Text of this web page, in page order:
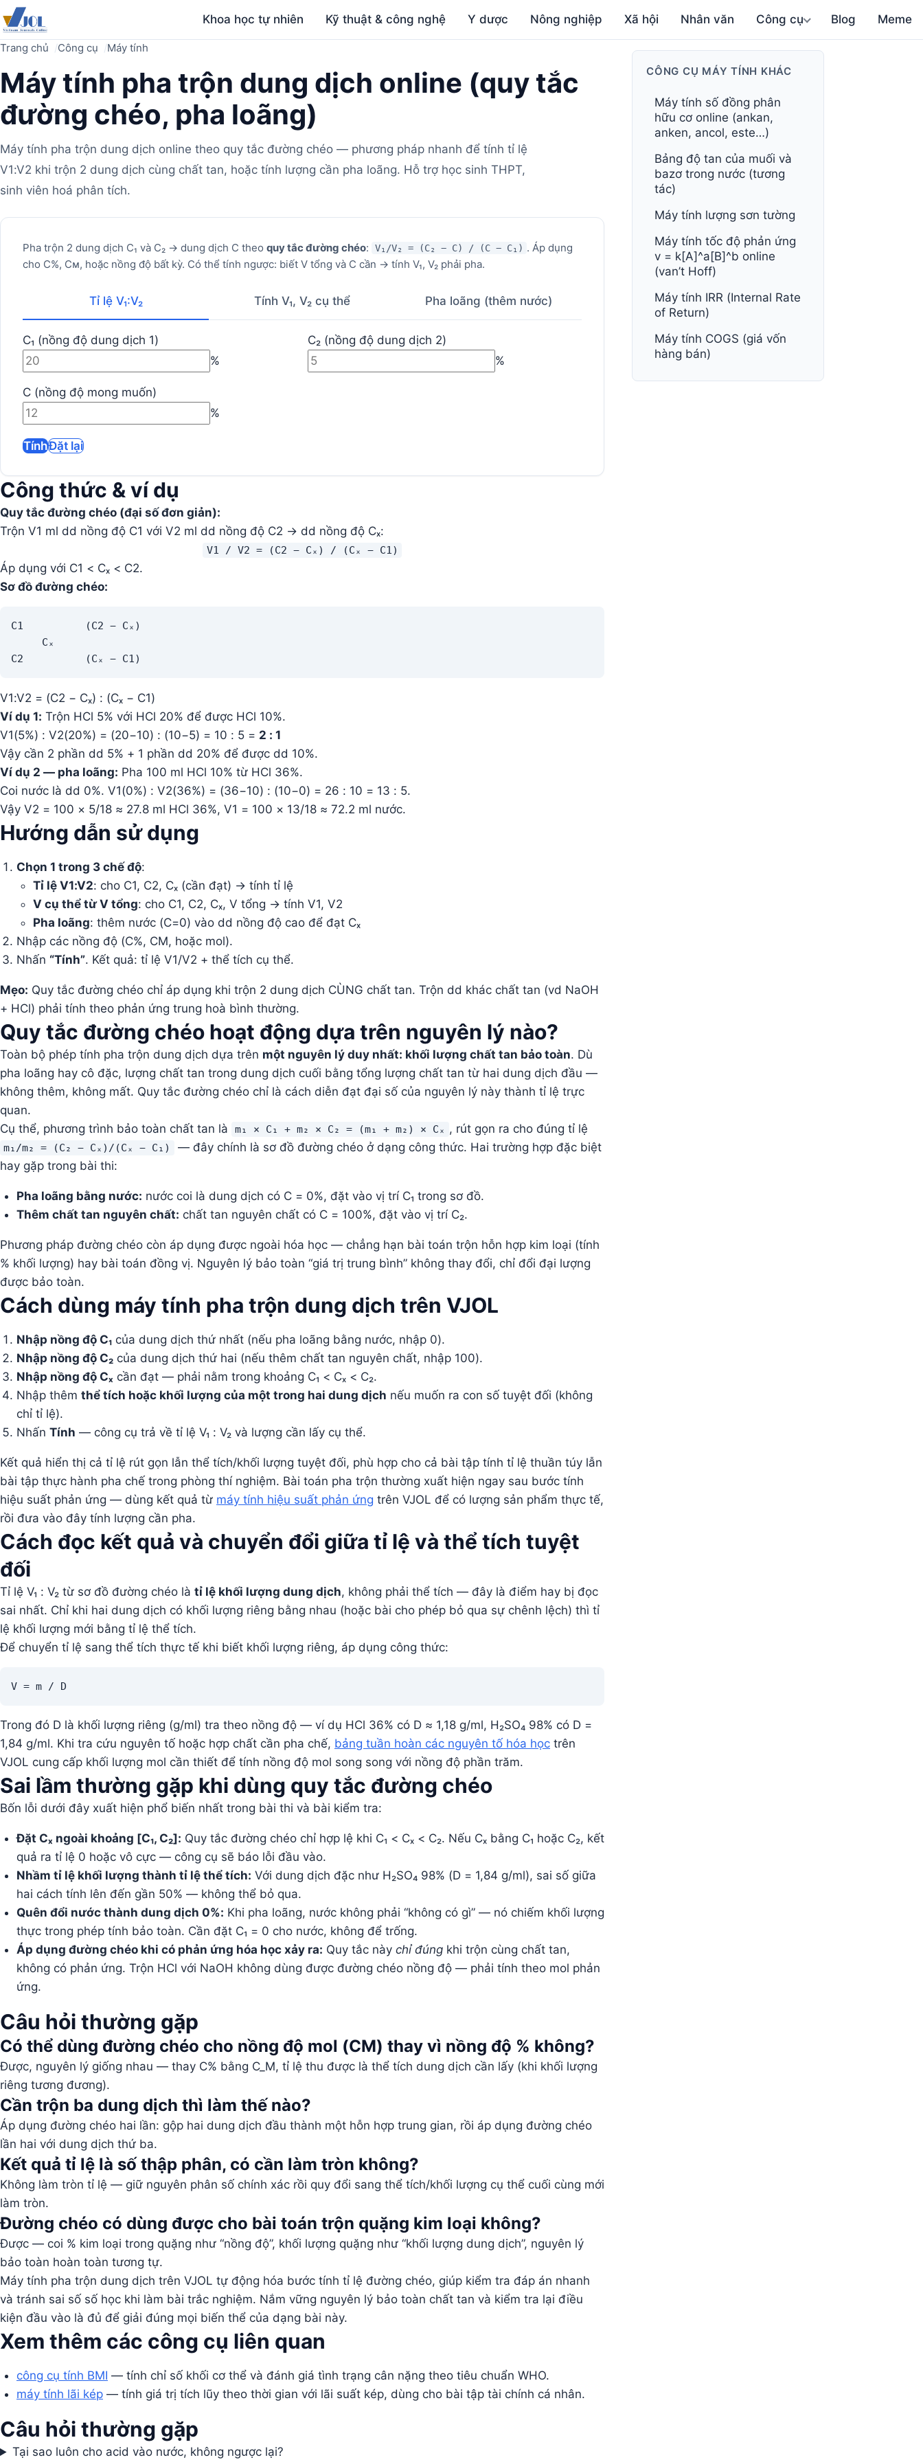
Khoa học tự nhiên Kỹ thuật & công nghệ Y dược Nông nghiệp Xã hội Nhân văn Công cụ Blog Meme
Trang chủ Công cụ Máy tính
Máy tính pha trộn dung dịch online (quy tắc
đường chéo, pha loãng)
Máy tính pha trộn dung dịch online theo quy tắc đường chéo — phương pháp nhanh để tính tỉ lệ
V1:V2 khi trộn 2 dung dịch cùng chất tan, hoặc tính lượng cần pha loãng. Hỗ trợ học sinh THPT,
sinh viên hoá phân tích.
Máy
Pha trộn 2 dung dịch C₁ và C₂ → dung dịch C theo quy tắc đường chéo: V₁/V₂ = (C₂ − C) / (C − C₁) . Áp dụng
cho C%, Cᴍ, hoặc nồng độ bất kỳ. Có thể tính ngược: biết V tổng và C cần → tính V₁, V₂ phải pha.
Tỉ lệ V₁:V₂ Tính V₁, V₂ cụ thể Pha loãng (thêm nước)
C₁ (nồng độ dung dịch 1)
%
C₂ (nồng độ dung dịch 2)
%
C (nồng độ mong muốn)
%
TínhĐặt lại
Công thức & ví dụ
Quy tắc đường chéo (đại số đơn giản):
Trộn V1 ml dd nồng độ C1 với V2 ml dd nồng độ C2 → dd nồng độ Cₓ:
V1 / V2 = (C2 − Cₓ) / (Cₓ − C1)
Áp dụng với C1 < Cₓ < C2.
Sơ đồ đường chéo:
C1          (C2 − Cₓ)
     Cₓ
C2          (Cₓ − C1)
V1:V2 = (C2 − Cₓ) : (Cₓ − C1)
Ví dụ 1: Trộn HCl 5% với HCl 20% để được HCl 10%.
V1(5%) : V2(20%) = (20−10) : (10−5) = 10 : 5 = 2 : 1
Vậy cần 2 phần dd 5% + 1 phần dd 20% để được dd 10%.
Ví dụ 2 — pha loãng: Pha 100 ml HCl 10% từ HCl 36%.
Coi nước là dd 0%. V1(0%) : V2(36%) = (36−10) : (10−0) = 26 : 10 = 13 : 5.
Vậy V2 = 100 × 5/18 ≈ 27.8 ml HCl 36%, V1 = 100 × 13/18 ≈ 72.2 ml nước.
Hướng dẫn sử dụng
Chọn 1 trong 3 chế độ:
Tỉ lệ V1:V2: cho C1, C2, Cₓ (cần đạt) → tính tỉ lệ
V cụ thể từ V tổng: cho C1, C2, Cₓ, V tổng → tính V1, V2
Pha loãng: thêm nước (C=0) vào dd nồng độ cao để đạt Cₓ
Nhập các nồng độ (C%, CM, hoặc mol).
Nhấn “Tính”. Kết quả: tỉ lệ V1/V2 + thể tích cụ thể.
Mẹo: Quy tắc đường chéo chỉ áp dụng khi trộn 2 dung dịch CÙNG chất tan. Trộn dd khác chất tan (vd NaOH
+ HCl) phải tính theo phản ứng trung hoà bình thường.
Quy tắc đường chéo hoạt động dựa trên nguyên lý nào?
Toàn bộ phép tính pha trộn dung dịch dựa trên một nguyên lý duy nhất: khối lượng chất tan bảo toàn. Dù
pha loãng hay cô đặc, lượng chất tan trong dung dịch cuối bằng tổng lượng chất tan từ hai dung dịch đầu —
không thêm, không mất. Quy tắc đường chéo chỉ là cách diễn đạt đại số của nguyên lý này thành tỉ lệ trực
quan.
Cụ thể, phương trình bảo toàn chất tan là
m₁ × C₁ + m₂ × C₂ = (m₁ + m₂) × Cₓ , rút gọn ra cho đúng tỉ lệ
m₁/m₂ = (C₂ − Cₓ)/(Cₓ − C₁)
— đây chính là sơ đồ đường chéo ở dạng công thức. Hai trường hợp đặc biệt
hay gặp trong bài thi:
Pha loãng bằng nước: nước coi là dung dịch có C = 0%, đặt vào vị trí C₁ trong sơ đồ.
Thêm chất tan nguyên chất: chất tan nguyên chất có C = 100%, đặt vào vị trí C₂.
Phương pháp đường chéo còn áp dụng được ngoài hóa học — chẳng hạn bài toán trộn hỗn hợp kim loại (tính
% khối lượng) hay bài toán đồng vị. Nguyên lý bảo toàn “giá trị trung bình” không thay đổi, chỉ đổi đại lượng
được bảo toàn.
Cách dùng máy tính pha trộn dung dịch trên VJOL
Nhập nồng độ C₁ của dung dịch thứ nhất (nếu pha loãng bằng nước, nhập 0).
Nhập nồng độ C₂ của dung dịch thứ hai (nếu thêm chất tan nguyên chất, nhập 100).
Nhập nồng độ Cₓ cần đạt — phải nằm trong khoảng C₁ < Cₓ < C₂.
Nhập thêm thể tích hoặc khối lượng của một trong hai dung dịch nếu muốn ra con số tuyệt đối (không
chỉ tỉ lệ).
Nhấn Tính — công cụ trả về tỉ lệ V₁ : V₂ và lượng cần lấy cụ thể.
Kết quả hiển thị cả tỉ lệ rút gọn lẫn thể tích/khối lượng tuyệt đối, phù hợp cho cả bài tập tính tỉ lệ thuần túy lẫn
bài tập thực hành pha chế trong phòng thí nghiệm. Bài toán pha trộn thường xuất hiện ngay sau bước tính
hiệu suất phản ứng — dùng kết quả từ máy tính hiệu suất phản ứng trên VJOL để có lượng sản phẩm thực tế,
rồi đưa vào đây tính lượng cần pha.
Cách đọc kết quả và chuyển đổi giữa tỉ lệ và thể tích tuyệt
đối
Tỉ lệ V₁ : V₂ từ sơ đồ đường chéo là tỉ lệ khối lượng dung dịch, không phải thể tích — đây là điểm hay bị đọc
sai nhất. Chỉ khi hai dung dịch có khối lượng riêng bằng nhau (hoặc bài cho phép bỏ qua sự chênh lệch) thì tỉ
lệ khối lượng mới bằng tỉ lệ thể tích.
Để chuyển tỉ lệ sang thể tích thực tế khi biết khối lượng riêng, áp dụng công thức:
V = m / D
Trong đó D là khối lượng riêng (g/ml) tra theo nồng độ — ví dụ HCl 36% có D ≈ 1,18 g/ml, H₂SO₄ 98% có D =
1,84 g/ml. Khi tra cứu nguyên tố hoặc hợp chất cần pha chế, bảng tuần hoàn các nguyên tố hóa học trên
VJOL cung cấp khối lượng mol cần thiết để tính nồng độ mol song song với nồng độ phần trăm.
Sai lầm thường gặp khi dùng quy tắc đường chéo
Bốn lỗi dưới đây xuất hiện phổ biến nhất trong bài thi và bài kiểm tra:
Đặt Cₓ ngoài khoảng [C₁, C₂]: Quy tắc đường chéo chỉ hợp lệ khi C₁ < Cₓ < C₂. Nếu Cₓ bằng C₁ hoặc C₂, kết
quả ra tỉ lệ 0 hoặc vô cực — công cụ sẽ báo lỗi đầu vào.
Nhầm tỉ lệ khối lượng thành tỉ lệ thể tích: Với dung dịch đặc như H₂SO₄ 98% (D = 1,84 g/ml), sai số giữa
hai cách tính lên đến gần 50% — không thể bỏ qua.
Quên đổi nước thành dung dịch 0%: Khi pha loãng, nước không phải “không có gì” — nó chiếm khối lượng
thực trong phép tính bảo toàn. Cần đặt C₁ = 0 cho nước, không để trống.
Áp dụng đường chéo khi có phản ứng hóa học xảy ra: Quy tắc này chỉ đúng khi trộn cùng chất tan,
không có phản ứng. Trộn HCl với NaOH không dùng được đường chéo nồng độ — phải tính theo mol phản
ứng.
Câu hỏi thường gặp
Có thể dùng đường chéo cho nồng độ mol (CM) thay vì nồng độ % không?
Được, nguyên lý giống nhau — thay C% bằng C_M, tỉ lệ thu được là thể tích dung dịch cần lấy (khi khối lượng
riêng tương đương).
Cần trộn ba dung dịch thì làm thế nào?
Áp dụng đường chéo hai lần: gộp hai dung dịch đầu thành một hỗn hợp trung gian, rồi áp dụng đường chéo
lần hai với dung dịch thứ ba.
Kết quả tỉ lệ là số thập phân, có cần làm tròn không?
Không làm tròn tỉ lệ — giữ nguyên phân số chính xác rồi quy đổi sang thể tích/khối lượng cụ thể cuối cùng mới
làm tròn.
Đường chéo có dùng được cho bài toán trộn quặng kim loại không?
Được — coi % kim loại trong quặng như “nồng độ”, khối lượng quặng như “khối lượng dung dịch”, nguyên lý
bảo toàn hoàn toàn tương tự.
Máy tính pha trộn dung dịch trên VJOL tự động hóa bước tính tỉ lệ đường chéo, giúp kiểm tra đáp án nhanh
và tránh sai số số học khi làm bài trắc nghiệm. Nắm vững nguyên lý bảo toàn chất tan và kiểm tra lại điều
kiện đầu vào là đủ để giải đúng mọi biến thể của dạng bài này.
Xem thêm các công cụ liên quan
công cụ tính BMI — tính chỉ số khối cơ thể và đánh giá tình trạng cân nặng theo tiêu chuẩn WHO.
máy tính lãi kép — tính giá trị tích lũy theo thời gian với lãi suất kép, dùng cho bài tập tài chính cá nhân.
Câu hỏi thường gặp
Tại sao luôn cho acid vào nước, không ngược lại?
CÔNG CỤ MÁY TÍNH KHÁC
Máy tính số đồng phân
hữu cơ online (ankan,
anken, ancol, este…)
Bảng độ tan của muối và
bazơ trong nước (tương
tác)
Máy tính lượng sơn tường
Máy tính tốc độ phản ứng
v = k[A]^a[B]^b online
(van’t Hoff)
Máy tính IRR (Internal Rate
of Return)
Máy tính COGS (giá vốn
hàng bán)